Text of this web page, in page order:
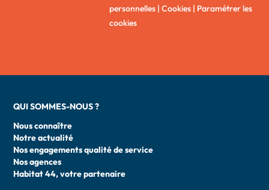
personnelles |Cookies | Paramétrer les
cookies
QUI SOMMES-NOUS ?
Nous connaître
Notre actualité
Nos engagements qualité de service
Nos agences
Habitat 44, votre partenaire